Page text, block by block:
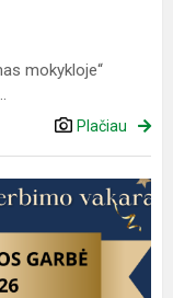
mokykloje“
Plačiau